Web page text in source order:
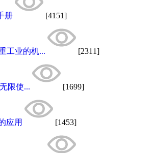
册 [4151]
工业的机... [2311]
限使... [1699]
应用 [1453]